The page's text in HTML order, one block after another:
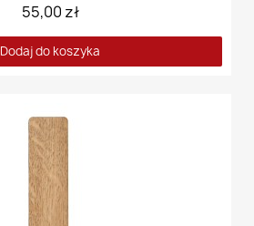
55,00 zł
Dodaj do koszyka